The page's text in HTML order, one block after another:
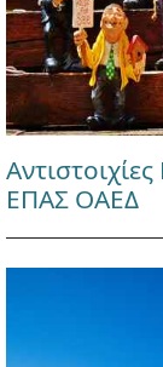
ΕΠΑΣ ΟΑΕΔ